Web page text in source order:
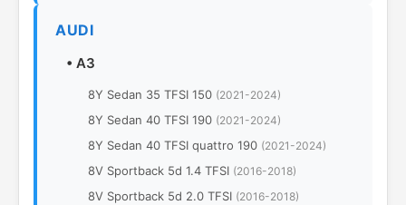
AUDI
• A3
8Y Sedan 35 TFSI 150 (2021-2024)
8Y Sedan 40 TFSI 190 (2021-2024)
8Y Sedan 40 TFSI quattro 190 (2021-2024)
8V Sportback 5d 1.4 TFSI (2016-2018)
8V Sportback 5d 2.0 TFSI (2016-2018)